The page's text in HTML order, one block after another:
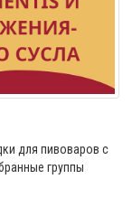
для пивоваров с
группы